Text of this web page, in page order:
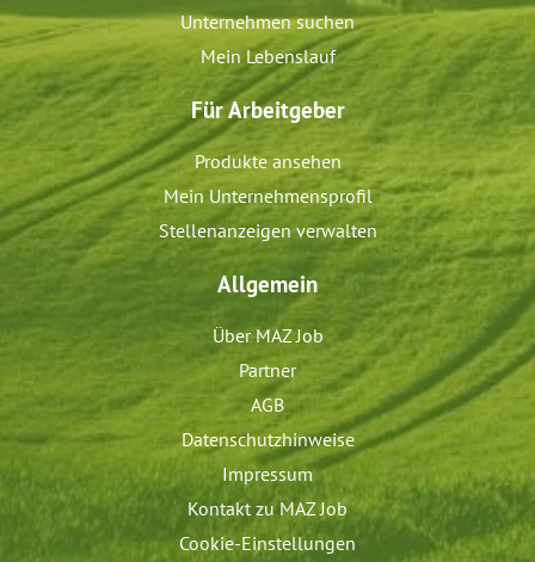
Unternehmen suchen
Mein Lebenslauf
Für Arbeitgeber
Produkte ansehen
Mein Unternehmensprofil
Stellenanzeigen verwalten
Allgemein
Über MAZ Job
Partner
AGB
Datenschutzhinweise
Impressum
Kontakt zu MAZ Job
Cookie-Einstellungen